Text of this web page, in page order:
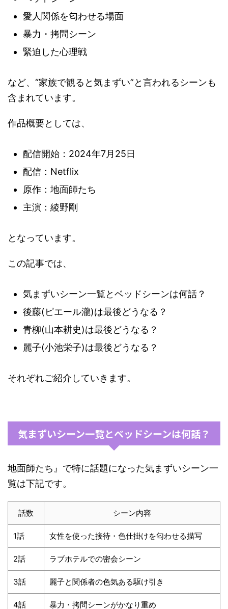
愛人関係を匂わせる場面
暴力・拷問シーン
緊迫した心理戦
など、“家族で観ると気まずい”と言われるシーンも
含まれています。
作品概要としては、
配信開始：2024年7月25日
配信：Netflix
原作：地面師たち
主演：綾野剛
となっています。
この記事では、
気まずいシーン一覧とベッドシーンは何話？
後藤(ピエール瀧)は最後どうなる？
青柳(山本耕史)は最後どうなる？
麗子(小池栄子)は最後どうなる？
それぞれご紹介していきます。
気まずいシーン一覧とベッドシーンは何話？
地面師たち』で特に話題になった気まずいシーン一
覧は下記です。
話数 シーン内容
1話 女性を使った接待・色仕掛けを匂わせる描写
2話 ラブホテルでの密会シーン
3話 麗子と関係者の色気ある駆け引き
4話 暴力・拷問シーンがかなり重め